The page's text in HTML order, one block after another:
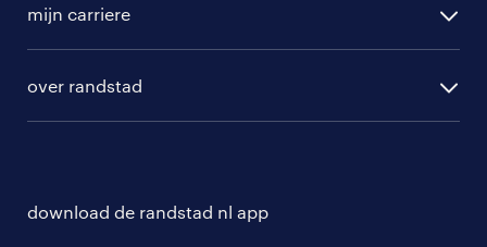
randstad professional
randstad digital
hr-diensten
branches
tarieven
mijn carriere
over randstad
download de randstad nl app